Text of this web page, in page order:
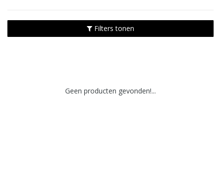
Filters tonen
Geen producten gevonden!...